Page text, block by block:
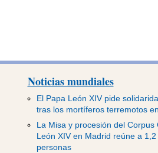
Noticias mundiales
El Papa León XIV pide
tras los mortíferos terremotos
La Misa y procesión del Corpus
León XIV en Madrid reúne a
personas